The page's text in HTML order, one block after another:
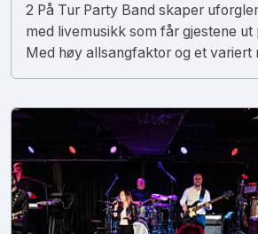
2 På Tur Party Band skaper
med livemusikk som får gjestene ut
Med høy allsangfaktor og et variert